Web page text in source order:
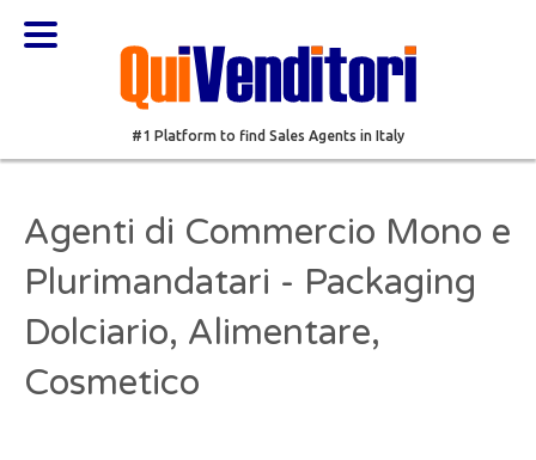
#1 Platform to find Sales Agents in Italy
Agenti di Commercio Mono e
Plurimandatari - Packaging
Dolciario, Alimentare,
Cosmetico